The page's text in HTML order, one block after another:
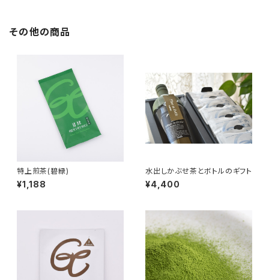
その他の商品
特上煎茶(碧緑)
¥1,188
水出しかぶせ茶とボトルのギフト
¥4,400